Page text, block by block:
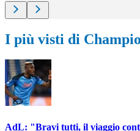
I più visti di
AdL: "Bravi tutti, il viaggio